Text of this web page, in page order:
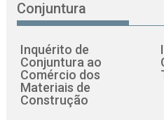
Conjuntura
Inquérito de
Conjuntura ao
Comércio dos
Materiais de
Construção